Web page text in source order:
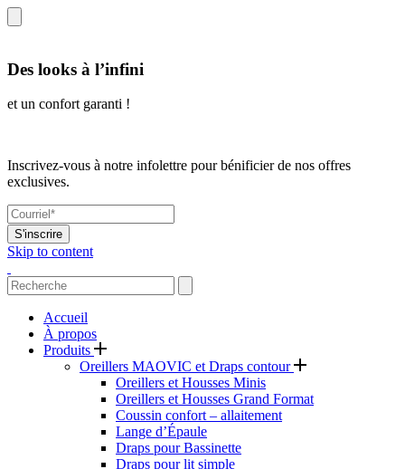
Des looks à l’infini
et un confort garanti !
Inscrivez-vous à notre infolettre pour bénificier de nos offres
exclusives.
S'inscrire
Skip to content
Accueil
À propos
Produits
Oreillers MAOVIC et Draps contour
Oreillers et Housses Minis
Oreillers et Housses Grand Format
Coussin confort – allaitement
Lange d’Épaule
Draps pour Bassinette
Draps pour lit simple